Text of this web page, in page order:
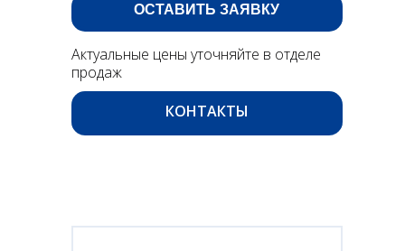
ОСТАВИТЬ ЗАЯВКУ
Актуальные цены уточняйте в отделе
продаж
КОНТАКТЫ